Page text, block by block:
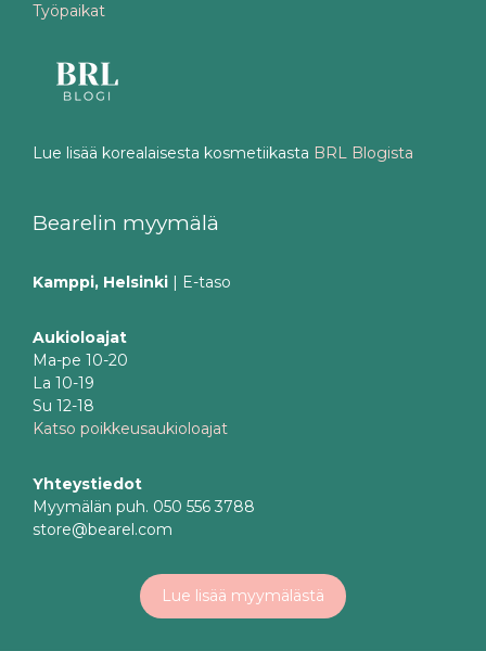
Työpaikat
Lue lisää korealaisesta kosmetiikasta BRL Blogista
Bearelin myymälä
Kamppi, Helsinki | E-taso
Aukioloajat
Ma-pe 10-20
La 10-19
Su 12-18
Katso poikkeusaukioloajat
Yhteystiedot
Myymälän puh. 050 556 3788
store@bearel.com
Lue lisää myymälästä